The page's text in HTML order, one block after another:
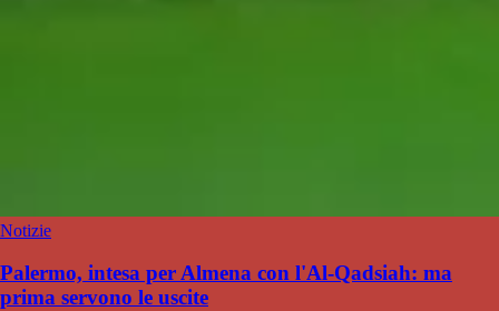
Notizie
Palermo, intesa per Almena con l'Al-Qadsiah: ma
prima servono le uscite